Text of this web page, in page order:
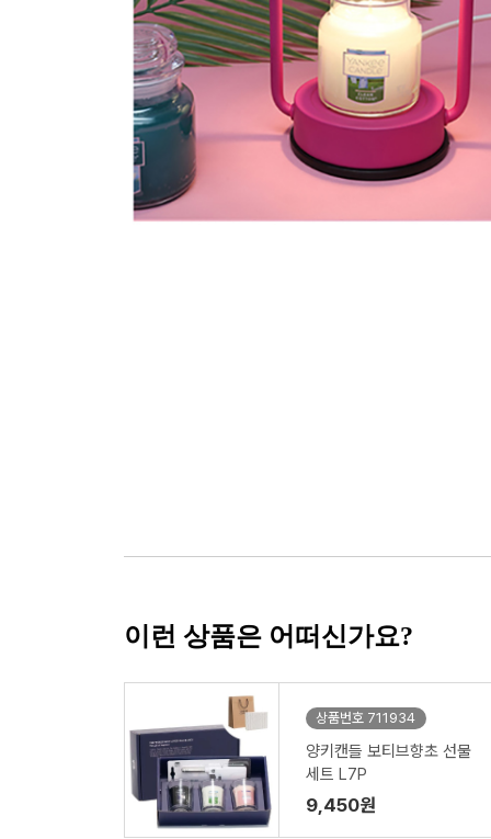
이런 상품은 어떠신가요?
상품번호 711934
양키캔들 보티브향초 선물
세트 L7P
9,450원